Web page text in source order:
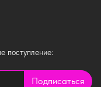
поступление:
Подписаться